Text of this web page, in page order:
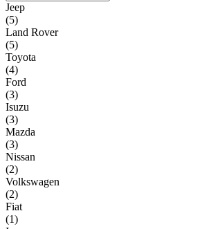
Jeep
(5)
Land Rover
(5)
Toyota
(4)
Ford
(3)
Isuzu
(3)
Mazda
(3)
Nissan
(2)
Volkswagen
(2)
Fiat
(1)